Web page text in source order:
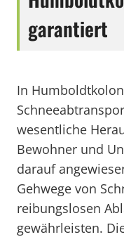
garantiert
In
wesentliche
Bewohner und
darauf
Gehwege von
reibungslosen
gewährleisten.